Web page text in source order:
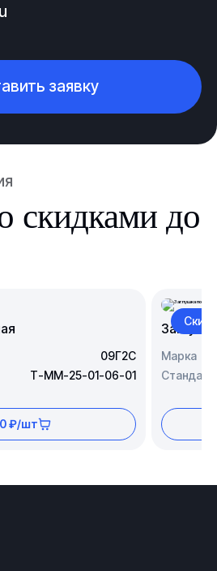
заявку
скидками до
09Г2С
Т-ММ-25-01-06-01
₽/шт
Марка
Стандарт